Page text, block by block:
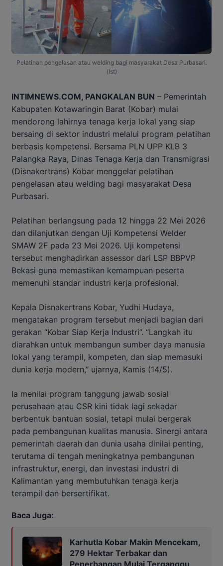
Pelatihan pengelasan atau welding bagi masyarakat Desa Purbasari.
(Ist)
INTIMNEWS.COM, PANGKALAN BUN – Pemerintah
Kabupaten Kotawaringin Barat (Kobar) mulai
mendorong lahirnya tenaga kerja lokal yang siap
bersaing di sektor industri melalui program pelatihan
berbasis kompetensi. Bersama PLN UPP KLB 3
Palangka Raya, Dinas Tenaga Kerja dan Transmigrasi
(Disnakertrans) Kobar menggelar pelatihan
pengelasan atau welding bagi masyarakat Desa
Purbasari.
Pelatihan berlangsung pada 12 hingga 22 Mei 2026
dan dilanjutkan dengan Uji Kompetensi Welder
SMAW 2F pada 23 Mei 2026. Uji kompetensi
tersebut menghadirkan assessor dari LSP BBPVP
Bekasi guna memastikan kemampuan peserta
memenuhi standar industri kerja profesional.
Kepala Disnakertrans Kobar, Yudhi Hudaya,
mengatakan program tersebut menjadi bagian dari
gerakan “Kobar Siap Kerja Industri”. “Langkah itu
diarahkan untuk membangun sumber daya manusia
lokal yang terampil, kompeten, dan siap memasuki
dunia kerja modern,” ujarnya, Kamis (14/5).
Ia menilai program tanggung jawab sosial
perusahaan atau CSR kini tidak lagi sekadar
berbentuk bantuan sosial, tetapi mulai bergerak
pada pembangunan kualitas manusia. Sinergi antara
pemerintah daerah dan dunia usaha dinilai penting,
terutama di tengah meningkatnya pembangunan
infrastruktur, energi, dan investasi industri di
Kalimantan yang membutuhkan tenaga kerja
terampil dan bersertifikat.
Baca Juga:
Karhutla Kobar Makin Mencekam,
279 Hektar Terbakar dan
Penerbangan Mulai Terganggu